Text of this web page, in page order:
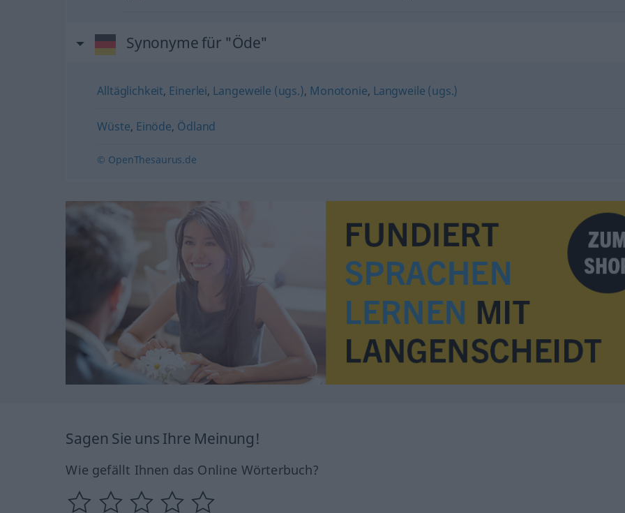
Synonyme für "Öde"
Alltäglichkeit, Einerlei, Langeweile (ugs.), Monotonie, Langweile (ugs.)
Wüste, Einöde, Ödland
© OpenThesaurus.de
Sagen Sie uns Ihre Meinung!
Wie gefällt Ihnen das Online Wörterbuch?